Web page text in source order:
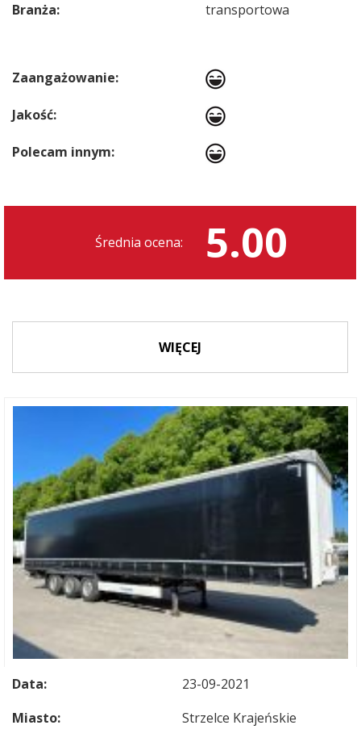
Branża:
transportowa
Zaangażowanie:
Jakość:
Polecam innym:
Średnia ocena: 5.00
WIĘCEJ
Data:
23-09-2021
Miasto:
Strzelce Krajeńskie